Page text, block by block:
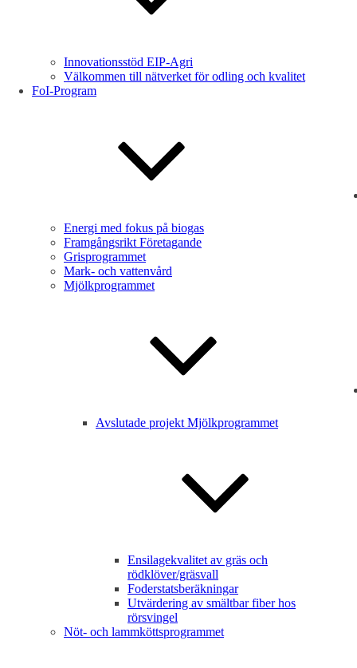
Innovationsstöd EIP-Agri
Välkommen till nätverket för odling och kvalitet
FoI-Program
Energi med fokus på biogas
Framgångsrikt Företagande
Grisprogrammet
Mark- och vattenvård
Mjölkprogrammet
Avslutade projekt Mjölkprogrammet
Ensilagekvalitet av gräs och
rödklöver/gräsvall
Foderstatsberäkningar
Utvärdering av smältbar fiber hos
rörsvingel
Nöt- och lammköttsprogrammet